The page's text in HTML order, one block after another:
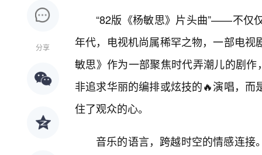
分享
“82版《杨敏思》片头曲”——不仅
年代，电视机尚属稀罕之物，一部电
敏思》作为一部聚焦时代弄潮儿的剧
非追求华丽的编排或炫技的🔥演唱，
住了观众的心。
音乐的语言，跨越时空的情感连